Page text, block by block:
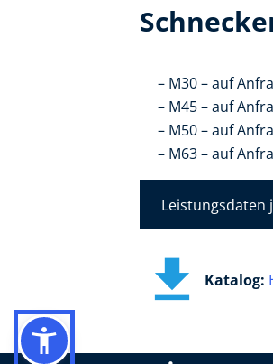
M30 – auf
M45 – auf
M50 – auf
M63 – auf
Leistungsdaten
Katalog:​